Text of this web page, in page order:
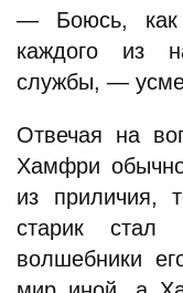
— Боюсь, как
каждого из
службы, —
Отвечая на
Хамфри
из приличия,
старик стал
волшебники